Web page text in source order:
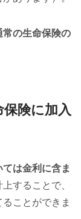
常の生命保険の
険に加入
ては金利に含ま
することで、
ることができま